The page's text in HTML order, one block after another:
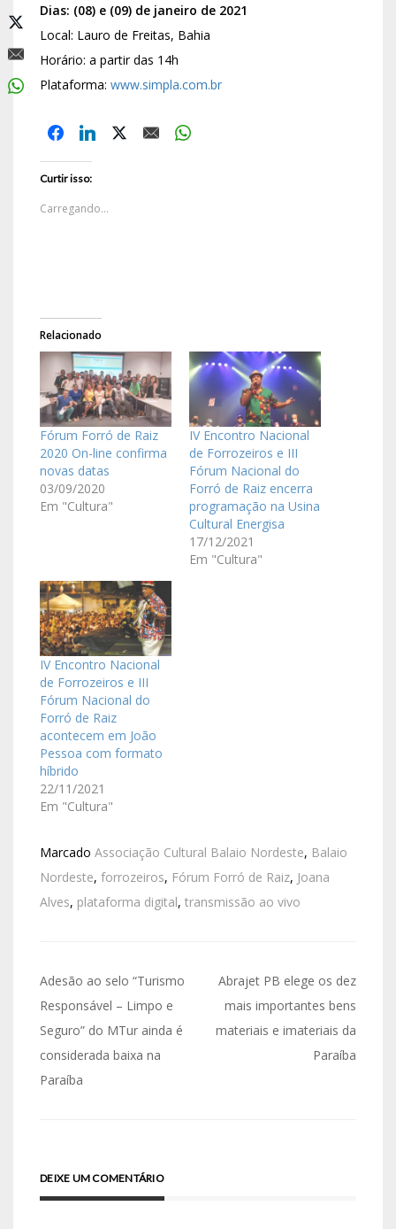
Dias: (08) e (09) de janeiro de 2021
Local: Lauro de Freitas, Bahia
Horário: a partir das 14h
Plataforma: www.simpla.com.br
Curtir isso:
Carregando...
Relacionado
Fórum Forró de Raiz
2020 On-line confirma
novas datas
03/09/2020
Em "Cultura"
IV Encontro Nacional
de Forrozeiros e III
Fórum Nacional do
Forró de Raiz encerra
programação na Usina
Cultural Energisa
17/12/2021
Em "Cultura"
IV Encontro Nacional
de Forrozeiros e III
Fórum Nacional do
Forró de Raiz
acontecem em João
Pessoa com formato
híbrido
22/11/2021
Em "Cultura"
Marcado Associação Cultural Balaio Nordeste, Balaio
Nordeste, forrozeiros, Fórum Forró de Raiz, Joana
Alves, plataforma digital, transmissão ao vivo
Adesão ao selo “Turismo
Responsável – Limpo e
Seguro” do MTur ainda é
considerada baixa na
Paraíba
Abrajet PB elege os dez
mais importantes bens
materiais e imateriais da
Paraíba
DEIXE UM COMENTÁRIO